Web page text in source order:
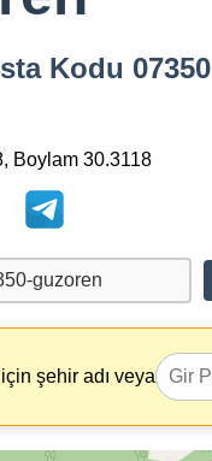
Kodu 07350
Boylam 30.3118
şehir adı veya